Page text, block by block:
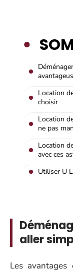
Location
choisir
Location
ne pas
Location
avec ces
Utiliser U
aller
Les avantages